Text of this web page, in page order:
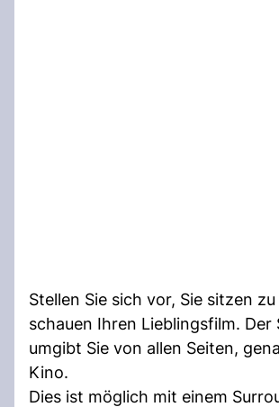
Stellen Sie sich vor, Sie sitzen
schauen Ihren Lieblingsfilm. Der
umgibt Sie von allen Seiten,
Kino.
Dies ist möglich mit einem